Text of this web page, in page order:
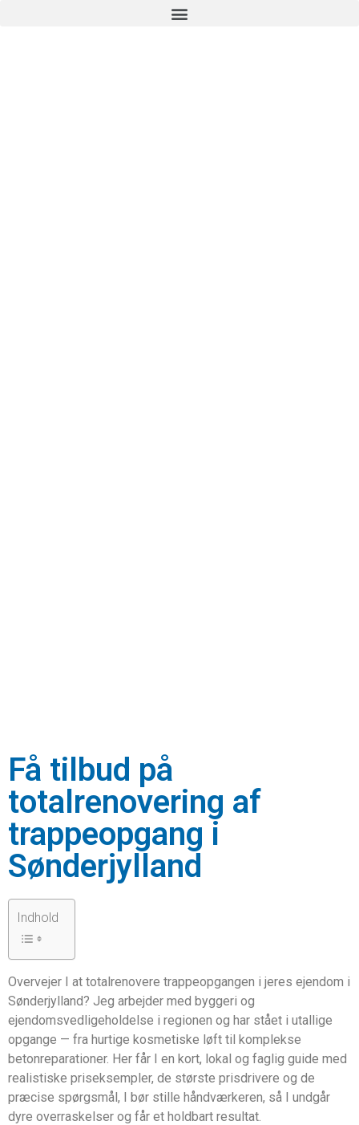
Få tilbud på
totalrenovering af
trappeopgang i
Sønderjylland
Indhold
Overvejer I at totalrenovere trappeopgangen i jeres ejendom i
Sønderjylland? Jeg arbejder med byggeri og
ejendomsvedligeholdelse i regionen og har stået i utallige
opgange — fra hurtige kosmetiske løft til komplekse
betonreparationer. Her får I en kort, lokal og faglig guide med
realistiske priseksempler, de største prisdrivere og de
præcise spørgsmål, I bør stille håndværkeren, så I undgår
dyre overraskelser og får et holdbart resultat.